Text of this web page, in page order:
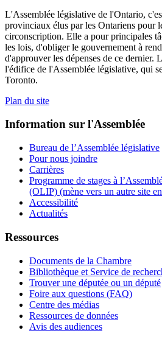
L'Assemblée législative de l'Ontario,
provinciaux élus par les Ontariens pour
circonscription. Elle a pour principales
les lois, d'obliger le gouvernement à
d'approuver les dépenses de ce dernier.
l'édifice de l'Assemblée législative, qui
Toronto.
Plan du site
Information sur l'Assemblée
Bureau de l’Assemblée législative
Pour nous joindre
Carrières
Programme de stages à
(OLIP) (mène vers un autre site
Accessibilité
Actualités
Ressources
Documents de la Chambre
Bibliothèque et Service de
Trouver une députée ou un député
Foire aux questions (FAQ)
Centre des médias
Ressources de données
Avis des audiences